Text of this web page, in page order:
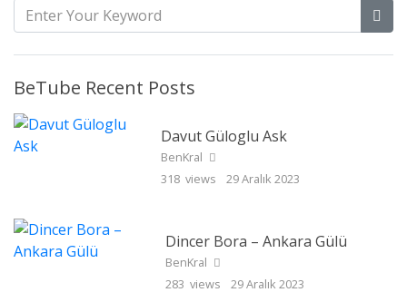
BeTube Recent Posts
Davut Güloglu Ask
BenKral
318 views
29 Aralık 2023
Dincer Bora – Ankara Gülü
BenKral
283 views
29 Aralık 2023